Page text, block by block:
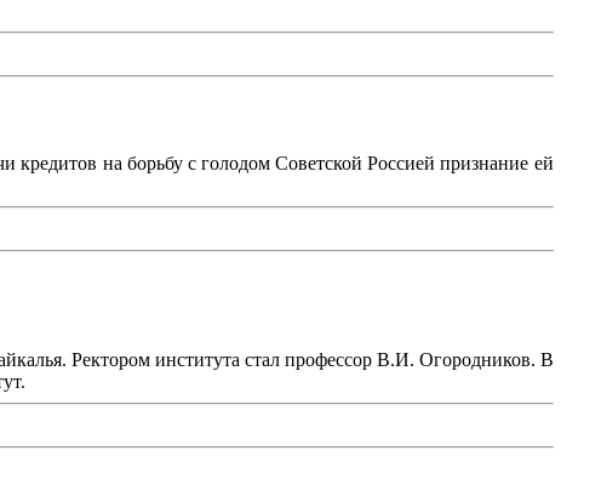
на борьбу с голодом Советской Россией признание ей
Ректором института стал профессор В.И. Огородников. В